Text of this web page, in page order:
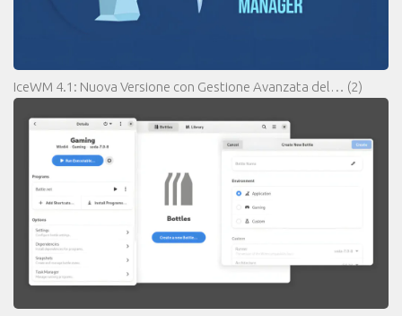
IceWM 4.1: Nuova Versione con Gestione Avanzata del… (2)